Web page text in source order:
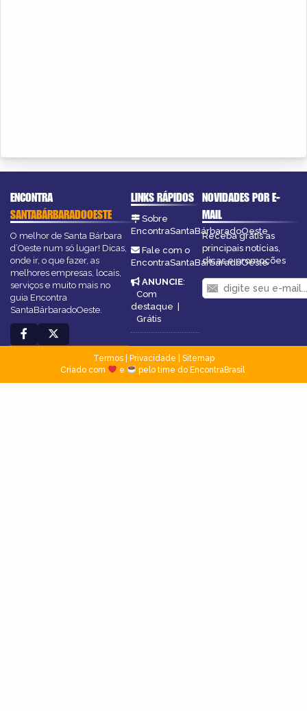
ENCONTRA
SANTABÁRBARADOOESTE
O melhor de Santa Bárbara
d’Oeste num só lugar! Dicas,
onde ir, o que fazer, as
melhores empresas, locais,
serviços e muito mais no
guia Encontra
SantaBárbaradoOeste.
LINKS RÁPIDOS
Sobre
EncontraSantaBárbaradoOeste
Fale com o
EncontraSantaBárbaradoOeste
ANUNCIE:
Com
destaque |
Grátis
NOVIDADES POR E-
MAIL
Receba grátis as
principais notícias,
dicas e promoções
Termos| Privacidade
Sitemap
Criado com
e pelo time do EncontraBrasil